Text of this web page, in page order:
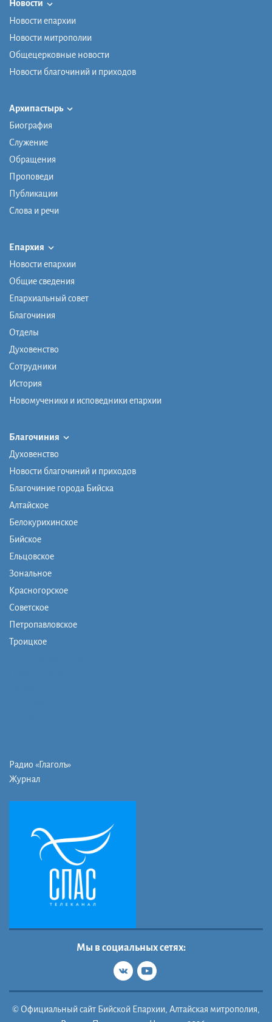
Новости
Новости епархии
Новости митрополии
Общецерковные новости
Новости благочиний и приходов
Архипастырь
Биография
Служение
Обращения
Проповеди
Публикации
Слова и речи
Епархия
Новости епархии
Общие сведения
Епархиальный совет
Благочиния
Отделы
Духовенство
Сотрудники
История
Новомученики и исповедники епархии
Благочиния
Духовенство
Новости благочиний и приходов
Благочиние города Бийска
Алтайское
Белокурихинское
Бийское
Ельцовское
Зональное
Красногорское
Советское
Петропавловское
Троицкое
Радио «Глаголъ»
Журнал
Мы в социальных сетях:
© Официальный сайт Бийской Епархии, Алтайская митрополия,